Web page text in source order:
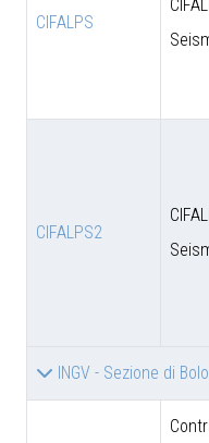
CIFALPS
CIFALPS2
INGV - Sezione di